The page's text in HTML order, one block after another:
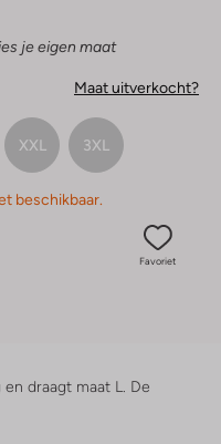
je eigen maat
Maat uitverkocht?
XXL 3XL
beschikbaar.
Favoriet
draagt maat L. De